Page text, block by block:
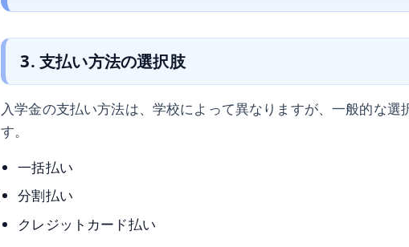
3. 支払い方法の選択肢
入学金の支払い方法は、学校によって異なりますが、一般的な選
す。
一括払い
分割払い
クレジットカード払い